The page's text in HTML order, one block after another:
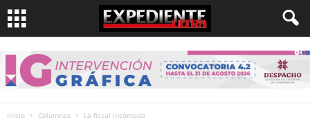
Inicio Columnas La fiscal incómoda